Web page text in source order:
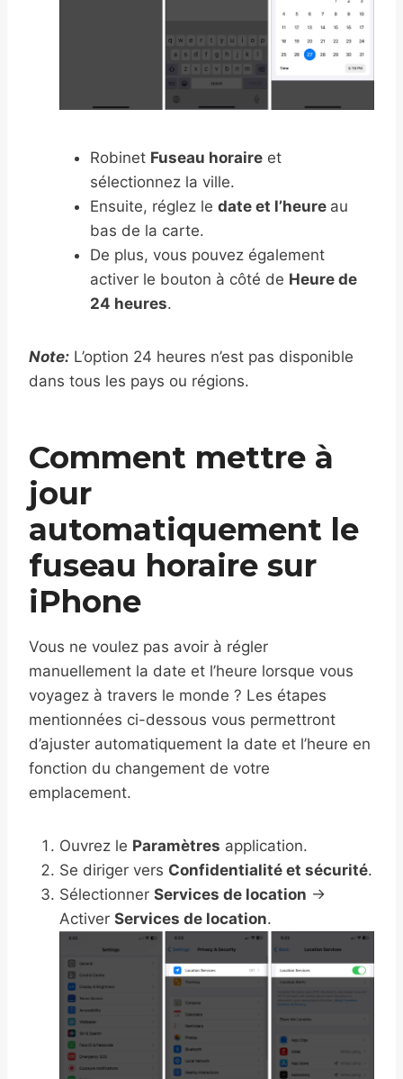
Robinet Fuseau horaire et
sélectionnez la ville.
Ensuite, réglez le date et l’heure au
bas de la carte.
De plus, vous pouvez également
activer le bouton à côté de Heure de
24 heures.
Note: L’option 24 heures n’est pas disponible
dans tous les pays ou régions.
Comment mettre à
jour
automatiquement le
fuseau horaire sur
iPhone
Vous ne voulez pas avoir à régler
manuellement la date et l’heure lorsque vous
voyagez à travers le monde ? Les étapes
mentionnées ci-dessous vous permettront
d’ajuster automatiquement la date et l’heure en
fonction du changement de votre
emplacement.
Ouvrez le Paramètres application.
Se diriger vers Confidentialité et sécurité.
Sélectionner Services de location →
Activer Services de location.